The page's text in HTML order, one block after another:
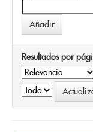
Resultados por